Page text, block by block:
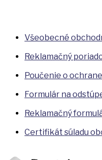
Všeobecné
Reklamačný
Poučenie o
Formulár na
Reklamačný
Certifikát súladu